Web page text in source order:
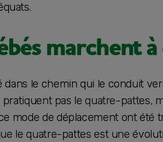
marchent
le chemin qui le conduit
pratiquent pas le quatre-pattes,
mode de déplacement ont été
le quatre-pattes est une